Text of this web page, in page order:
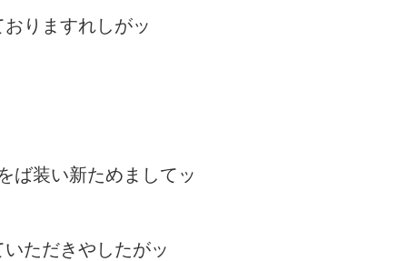
りますれしがッ
ば装い新ためましてッ
ただきやしたがッ